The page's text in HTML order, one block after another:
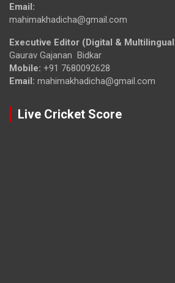
Email:
mahimakhadicha@gmail.com
Executive Editor (Digital &
Gaurav Gajanan Bidkar
Mobile: +91 7680092628
Email: mahimakhadicha@gmail.com
Live Cricket Score